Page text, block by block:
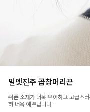
밀뎃진주 곱창머리끈
쉬폰 소재가 더욱 우아하고 고급스
혀 더욱 예쁘답니다-